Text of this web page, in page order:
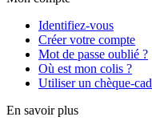
Identifiez-vous
Créer votre compte
Mot de passe oublié ?
Où est mon colis ?
Utiliser un chèque-
En savoir plus